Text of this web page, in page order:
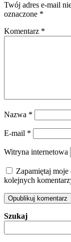
Twój adres e-mail
oznaczone *
Komentarz *
Nazwa *
E-mail *
Witryna internetowa
Zapamiętaj moje
kolejnych
Szukaj